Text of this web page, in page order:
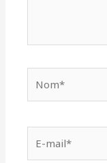
mail*